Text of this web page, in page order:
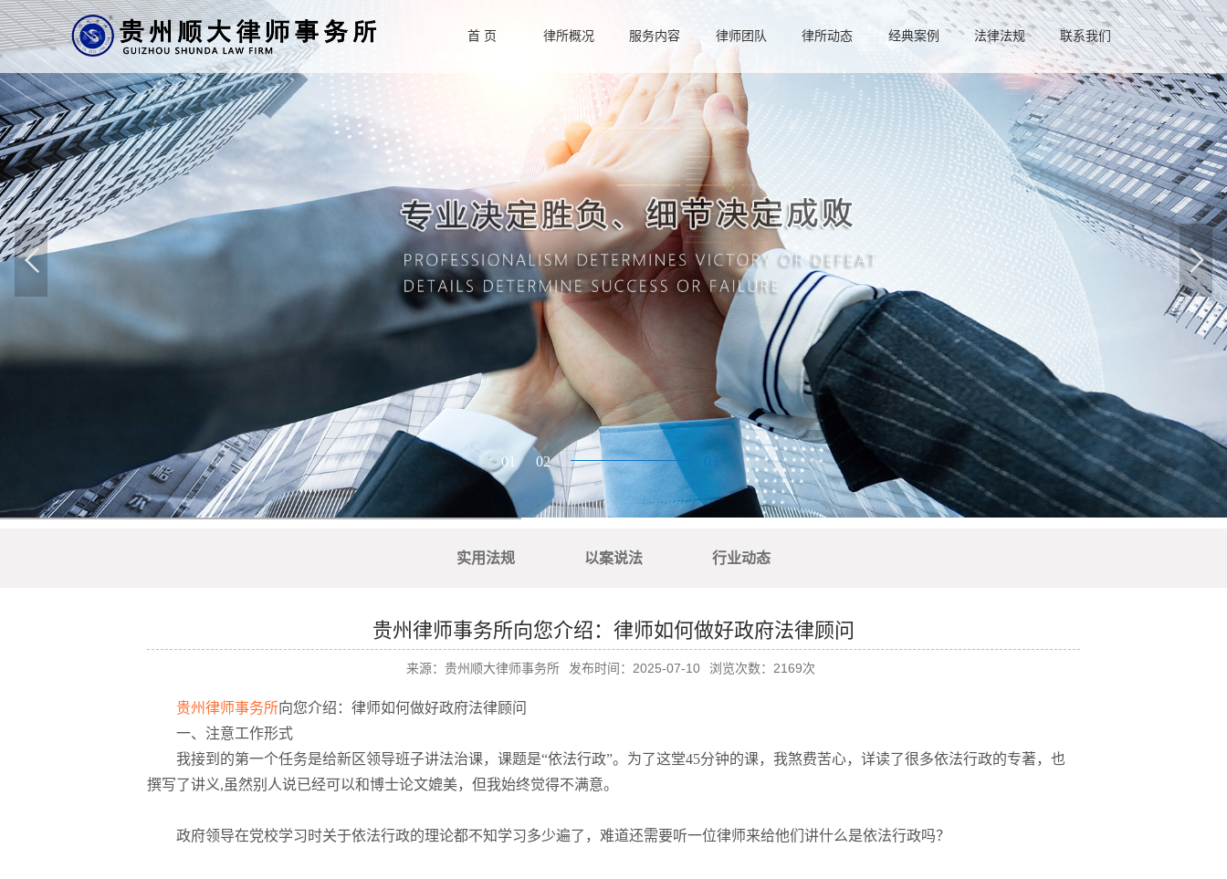
首 页 律所概况 服务内容 律师团队 律所动态 经典案例 法律法规 联系我们
实用法规 以案说法 行业动态
贵州律师事务所向您介绍：律师如何做好政府法律顾问
来源：贵州顺大律师事务所 发布时间：2025-07-10 浏览次数：2169次
贵州律师事务所向您介绍：律师如何做好政府法律顾问
一、注意工作形式
我接到的第一个任务是给新区领导班子讲法治课，课题是“依法行政”。为了这堂45分钟的课，我煞费苦心，详读了很多依法行政的专著，也
撰写了讲义,虽然别人说已经可以和博士论文媲美，但我始终觉得不满意。
政府领导在党校学习时关于依法行政的理论都不知学习多少遍了，难道还需要听一位律师来给他们讲什么是依法行政吗？